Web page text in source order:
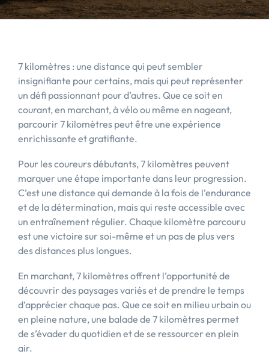
7 kilomètres : une distance qui peut sembler
insignifiante pour certains, mais qui peut représenter
un défi passionnant pour d’autres. Que ce soit en
courant, en marchant, à vélo ou même en nageant,
parcourir 7 kilomètres peut être une expérience
enrichissante et gratifiante.
Pour les coureurs débutants, 7 kilomètres peuvent
marquer une étape importante dans leur progression.
C’est une distance qui demande à la fois de l’endurance
et de la détermination, mais qui reste accessible avec
un entraînement régulier. Chaque kilomètre parcouru
est une victoire sur soi-même et un pas de plus vers
des distances plus longues.
En marchant, 7 kilomètres offrent l’opportunité de
découvrir des paysages variés et de prendre le temps
d’apprécier chaque pas. Que ce soit en milieu urbain ou
en pleine nature, une balade de 7 kilomètres permet
de s’évader du quotidien et de se ressourcer en plein
air.